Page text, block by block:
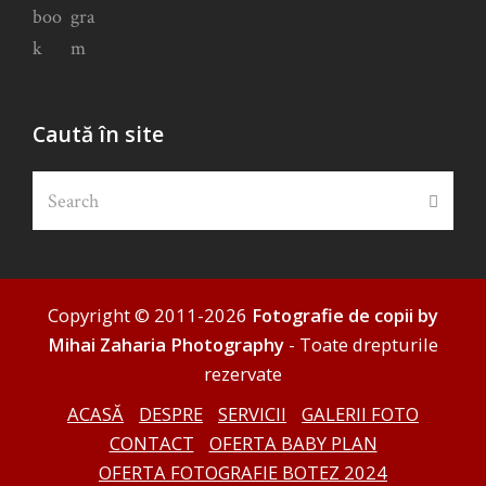
Caută în site
Copyright © 2011-2026 Fotografie de copii by
Mihai Zaharia Photography - Toate drepturile
rezervate
ACASĂ
DESPRE SERVICII
GALERII FOTO
CONTACT
OFERTA BABY PLAN
OFERTA FOTOGRAFIE BOTEZ 2024